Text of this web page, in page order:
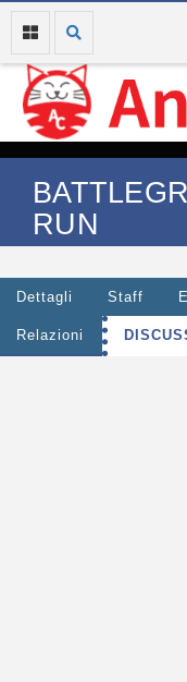
RUN
Dettagli Staff
Relazioni